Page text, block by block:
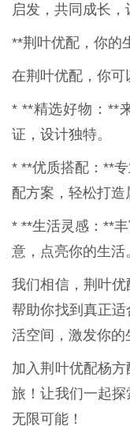
启发，共同成长，
**荆叶优配，你的
在荆叶优配，你可
* **精选好物：**
证，设计独特。
* **优质搭配：**
配方案，轻松打造
* **生活灵感：**
意，点亮你的生活
我们相信，荆叶优
帮助你找到真正
活空间，激发你的
加入荆叶优配杨
旅！让我们一起
无限可能！